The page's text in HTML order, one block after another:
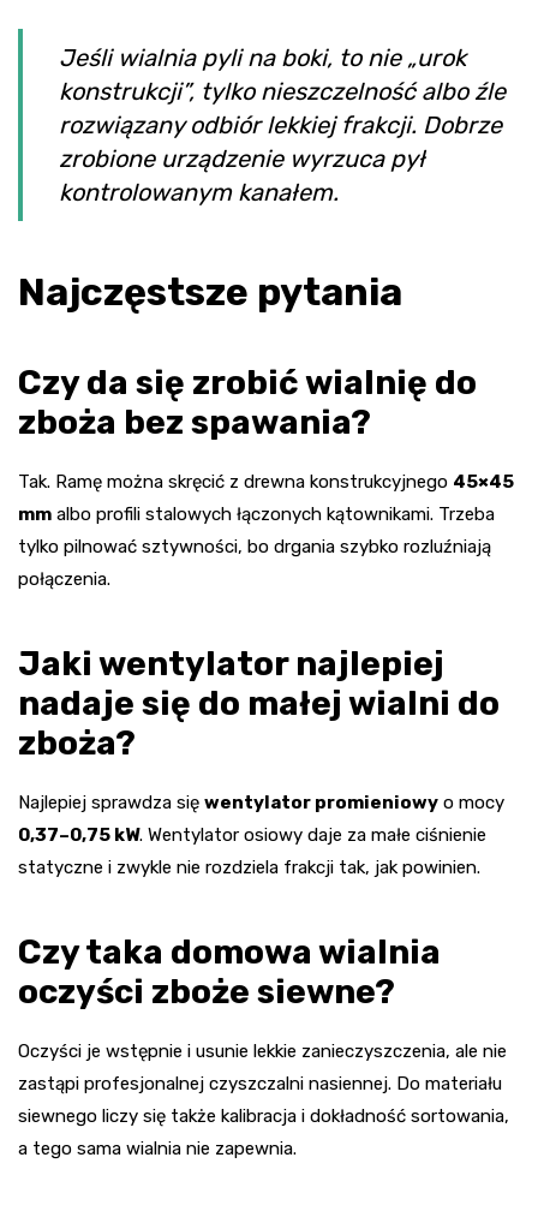
Jeśli wialnia pyli na boki, to nie „urok
konstrukcji”, tylko nieszczelność albo źle
rozwiązany odbiór lekkiej frakcji. Dobrze
zrobione urządzenie wyrzuca pył
kontrolowanym kanałem.
Najczęstsze pytania
Czy da się zrobić wialnię do
zboża bez spawania?
Tak. Ramę można skręcić z drewna konstrukcyjnego 45×45
mm albo profili stalowych łączonych kątownikami. Trzeba
tylko pilnować sztywności, bo drgania szybko rozluźniają
połączenia.
Jaki wentylator najlepiej
nadaje się do małej wialni do
zboża?
Najlepiej sprawdza się wentylator promieniowy o mocy
0,37–0,75 kW. Wentylator osiowy daje za małe ciśnienie
statyczne i zwykle nie rozdziela frakcji tak, jak powinien.
Czy taka domowa wialnia
oczyści zboże siewne?
Oczyści je wstępnie i usunie lekkie zanieczyszczenia, ale nie
zastąpi profesjonalnej czyszczalni nasiennej. Do materiału
siewnego liczy się także kalibracja i dokładność sortowania,
a tego sama wialnia nie zapewnia.